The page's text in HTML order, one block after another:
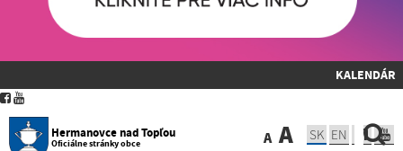
KALENDÁR
Hermanovce nad Topľou
Oficiálne stránky obce A A SK EN